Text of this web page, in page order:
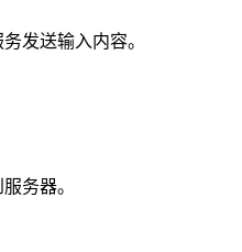
发送输入内容。
务器。